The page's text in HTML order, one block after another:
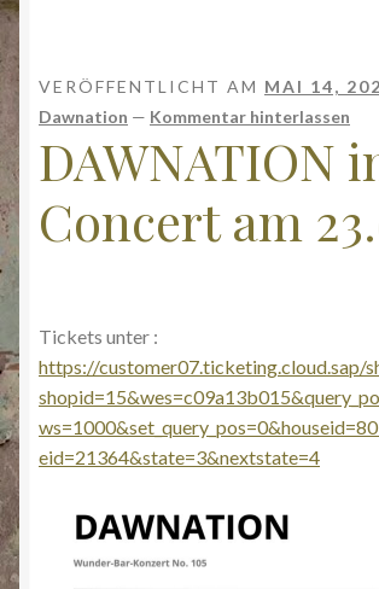
VERÖFFENTLICHT AM MAI 14,
Dawnation — Kommentar hinterlassen
DAWNATION
Concert am
Tickets unter :
https://customer07.ticketing.cloud.sap/
eid=21364&state=3&nextstate=4